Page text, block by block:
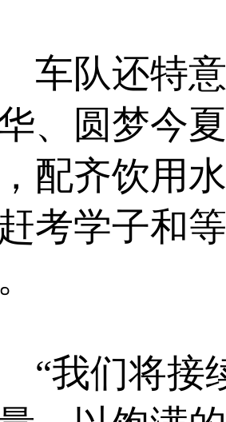
队还特意
、圆梦今
配齐饮用
考学子和
们将接续